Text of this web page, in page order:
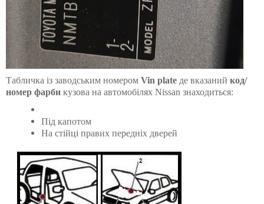
Табличка із заводським номером Vin plate де вказаний код/
номер фарби кузова на автомобілях Nissan знаходиться:
Під капотом
На стійці правих передніх дверей